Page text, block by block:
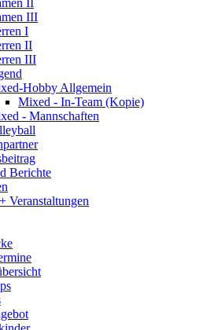
II
III
I
II
III
Hobby Allgemein
Mixed - In-Team (Kopie)
- Mannschaften
Berichte
Veranstaltungen